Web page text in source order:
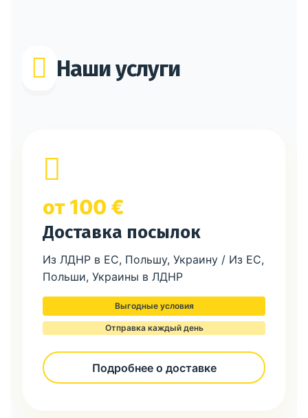
Наши услуги
от 100 €
Доставка посылок
Из ЛДНР в ЕС, Польшу, Украину / Из ЕС,
Польши, Украины в ЛДНР
Выгодные условия
Отправка каждый день
Подробнее о доставке